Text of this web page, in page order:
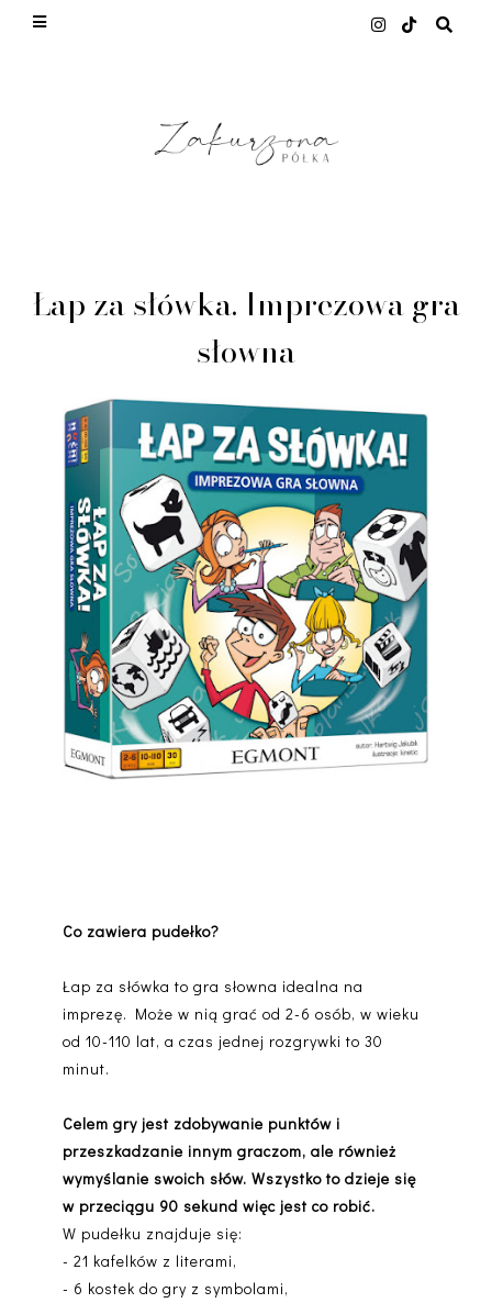
Łap za słówka. Imprezowa gra
słowna
Co zawiera pudełko?
Łap za słówka to gra słowna idealna na
imprezę. Może w nią grać od 2-6 osób, w wieku
od 10-110 lat, a czas jednej rozgrywki to 30
minut.
Celem gry jest zdobywanie punktów i
przeszkadzanie innym graczom, ale również
wymyślanie swoich słów. Wszystko to dzieje się
w przeciągu 90 sekund więc jest co robić.
W pudełku znajduje się:
- 21 kafelków z literami,
- 6 kostek do gry z symbolami,
This site uses cookies from Google to deliver its
quality of service, generate usage statistics, and
to detect and address abuse.
LEARN MORE